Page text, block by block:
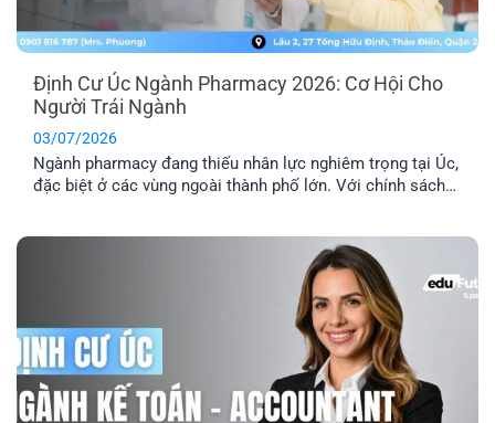
Định Cư Úc Ngành Pharmacy 2026: Cơ Hội Cho
Người Trái Ngành
03/07/2026
Ngành pharmacy đang thiếu nhân lực nghiêm trọng tại Úc,
đặc biệt ở các vùng ngoài thành phố lớn. Với chính sách
đang học ngành Dược, người trái ngành hoặc chưa [...]